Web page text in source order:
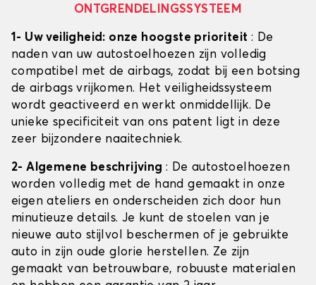
ONTGRENDELINGSSYSTEEM
1- Uw veiligheid: onze hoogste prioriteit : De
naden van uw autostoelhoezen zijn volledig
compatibel met de airbags, zodat bij een botsing
de airbags vrijkomen. Het veiligheidssysteem
wordt geactiveerd en werkt onmiddellijk. De
unieke specificiteit van ons patent ligt in deze
zeer bijzondere naaitechniek.
2- Algemene beschrijving : De autostoelhoezen
worden volledig met de hand gemaakt in onze
eigen ateliers en onderscheiden zich door hun
minutieuze details. Je kunt de stoelen van je
nieuwe auto stijlvol beschermen of je gebruikte
auto in zijn oude glorie herstellen. Ze zijn
gemaakt van betrouwbare, robuuste materialen